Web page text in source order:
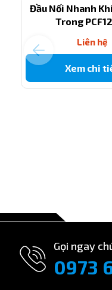
Mã
Đầu Nối Nhanh
Trong
Liên hệ
Xem chi
Gọi ngay
0973